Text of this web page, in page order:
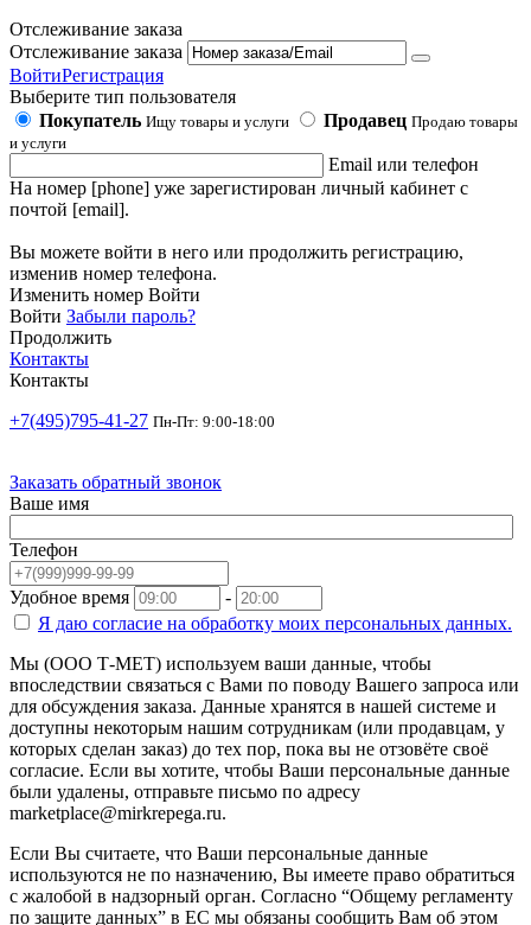
Отслеживание заказа
Отслеживание заказа
ВойтиРегистрация
Выберите тип пользователя
Покупатель Ищу товары и услуги Продавец Продаю товары
и услуги
Email или телефон
На номер [phone] уже зарегистирован личный кабинет с
почтой [email].
Вы можете войти в него или продолжить регистрацию,
изменив номер телефона.
Изменить номер Войти
Войти Забыли пароль?
Продолжить
Контакты
Контакты
+7(495)795-41-27 Пн-Пт: 9:00-18:00
Заказать обратный звонок
Ваше имя
Телефон
Удобное время
-
Я даю согласие на обработку моих персональных данных.
Мы (ООО Т-МЕТ) используем ваши данные, чтобы
впоследствии связаться с Вами по поводу Вашего запроса или
для обсуждения заказа. Данные хранятся в нашей системе и
доступны некоторым нашим сотрудникам (или продавцам, у
которых сделан заказ) до тех пор, пока вы не отзовёте своё
согласие. Если вы хотите, чтобы Ваши персональные данные
были удалены, отправьте письмо по адресу
marketplace@mirkrepega.ru.
Если Вы считаете, что Ваши персональные данные
используются не по назначению, Вы имеете право обратиться
с жалобой в надзорный орган. Согласно “Общему регламенту
по защите данных” в ЕС мы обязаны сообщить Вам об этом